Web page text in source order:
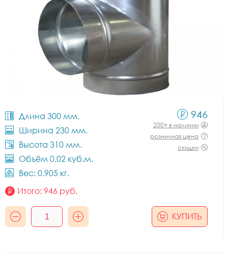
Длина 300 мм.
Ширина 230 мм.
Высота 310 мм.
Объём 0.02 куб.м.
Вес: 0.905 кг.
946
200+ в наличии
розничная цена
скидки
Итого: 946 руб.
КУПИТЬ